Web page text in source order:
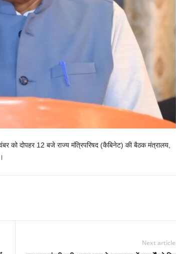
को दोपहर 12 बजे राज्य मंत्रिपरिषद (कैबिनेट) की बैठक मंत्रालय,
Next article